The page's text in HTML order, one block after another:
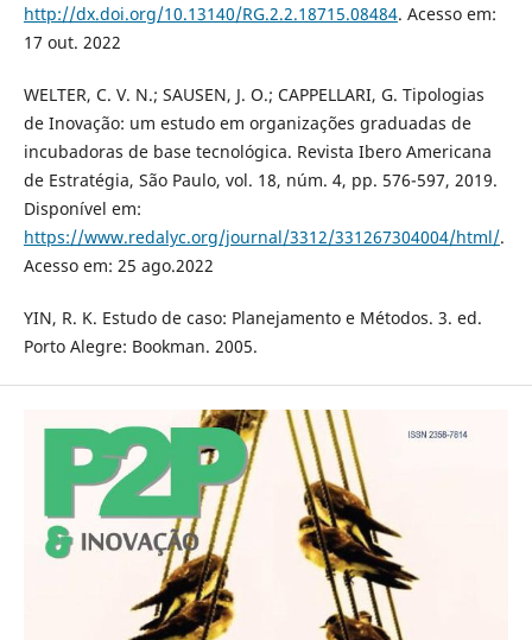
http://dx.doi.org/10.13140/RG.2.2.18715.08484. Acesso em:
17 out. 2022
WELTER, C. V. N.; SAUSEN, J. O.; CAPPELLARI, G. Tipologias
de Inovação: um estudo em organizações graduadas de
incubadoras de base tecnológica. Revista Ibero Americana
de Estratégia, São Paulo, vol. 18, núm. 4, pp. 576-597, 2019.
Disponível em:
https://www.redalyc.org/journal/3312/331267304004/html/.
Acesso em: 25 ago.2022
YIN, R. K. Estudo de caso: Planejamento e Métodos. 3. ed.
Porto Alegre: Bookman. 2005.